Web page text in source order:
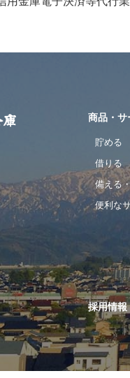
商品・サ
貯める
借りる
備える
便利な
採用情報